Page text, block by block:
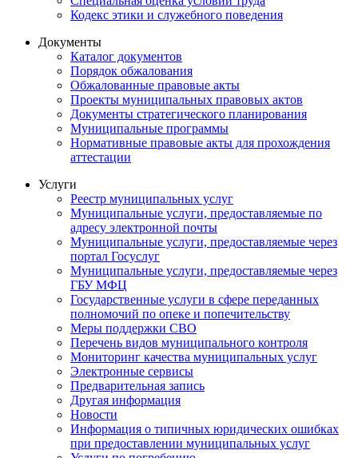
Кодекс этики и служебного поведения
Документы
Каталог документов
Порядок обжалования
Обжалованные правовые акты
Проекты муниципальных правовых актов
Документы стратегического планирования
Муниципальные программы
Нормативные правовые акты для прохождения
аттестации
Услуги
Реестр муниципальных услуг
Муниципальные услуги, предоставляемые по
адресу электронной почты
Муниципальные услуги, предоставляемые через
портал Госуслуг
Муниципальные услуги, предоставляемые через
ГБУ МФЦ
Государственные услуги в сфере переданных
полномочий по опеке и попечительству
Меры поддержки СВО
Перечень видов муниципального контроля
Мониторинг качества муниципальных услуг
Электронные сервисы
Предварительная запись
Другая информация
Новости
Информация о типичных юридических ошибках
при предоставлении муниципальных услуг